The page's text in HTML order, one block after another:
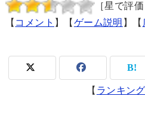
［星で評
【 コメント 】【 ゲーム説明 】【
【 ランキン